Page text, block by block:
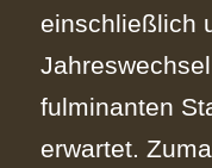
einschließlich
fulminanten
erwartet.